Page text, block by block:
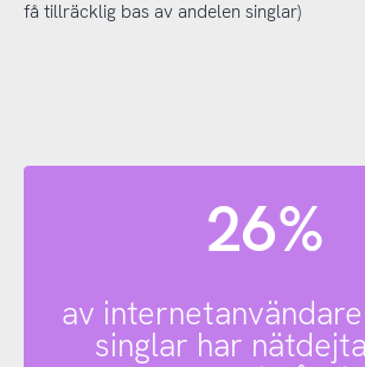
få tillräcklig bas av andelen singlar)
26%
av
singlar har